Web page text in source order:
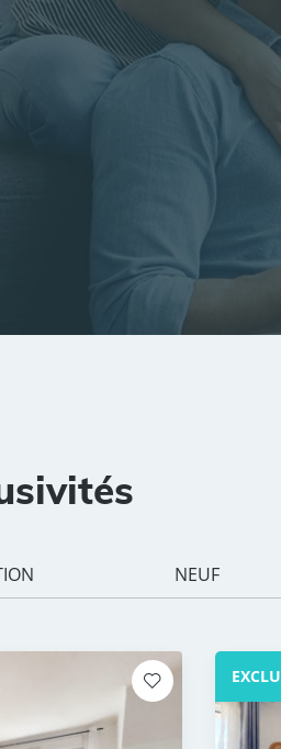
Budget
NEUF